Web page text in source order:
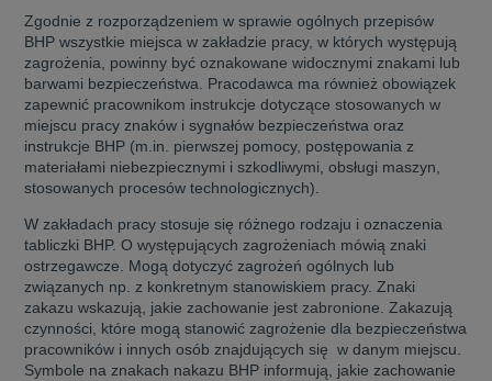
Zgodnie z rozporządzeniem w sprawie ogólnych przepisów
BHP wszystkie miejsca w zakładzie pracy, w których występują
zagrożenia, powinny być oznakowane widocznymi znakami lub
barwami bezpieczeństwa. Pracodawca ma również obowiązek
zapewnić pracownikom instrukcje dotyczące stosowanych w
miejscu pracy znaków i sygnałów bezpieczeństwa oraz
instrukcje BHP (m.in. pierwszej pomocy, postępowania z
materiałami niebezpiecznymi i szkodliwymi, obsługi maszyn,
stosowanych procesów technologicznych).
W zakładach pracy stosuje się różnego rodzaju i oznaczenia
tabliczki BHP. O występujących zagrożeniach mówią znaki
ostrzegawcze. Mogą dotyczyć zagrożeń ogólnych lub
związanych np. z konkretnym stanowiskiem pracy. Znaki
zakazu wskazują, jakie zachowanie jest zabronione. Zakazują
czynności, które mogą stanowić zagrożenie dla bezpieczeństwa
pracowników i innych osób znajdujących się w danym miejscu.
Symbole na znakach nakazu BHP informują, jakie zachowanie